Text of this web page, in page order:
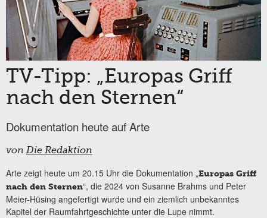
TV-Tipp: „Europas Griff
nach den Sternen“
Dokumentation heute auf Arte
von Die Redaktion
Arte zeigt heute um 20.15 Uhr die Dokumentation „Europas Griff
nach den Sternen“, die 2024 von Susanne Brahms und Peter
Meier-Hüsing angefertigt wurde und ein ziemlich unbekanntes
Kapitel der Raumfahrtgeschichte unter die Lupe nimmt.